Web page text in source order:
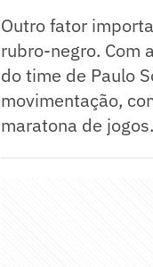
Outro fator
rubro-negro. Com
do time de Paulo
movimentação,
maratona de jogos.